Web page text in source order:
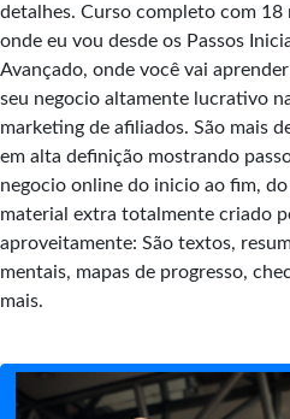
detalhes. Curso completo com 18
onde eu vou desde os Passos
Avançado, onde você vai
seu negocio altamente lucrativo
marketing de afiliados. São mais
em alta definição mostrando
negocio online do inicio ao fim,
material extra totalmente criado
aproveitamente: São textos,
mentais, mapas de progresso,
mais.